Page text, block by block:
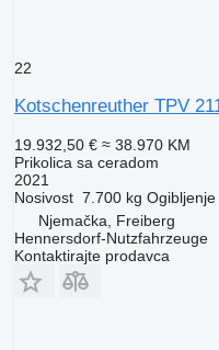
22
Kotschenreuther TPV
19.932,50 € ≈ 38.970 KM
Prikolica sa ceradom
2021
Nosivost 7.700 kg Ogibljenje
Njemačka, Freiberg
Hennersdorf-Nutzfahrzeuge
Kontaktirajte prodavca